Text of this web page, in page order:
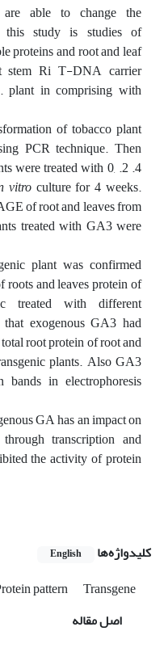
able to change the
this study is studies of
proteins and root and leaf
stem Ri T-DNA carrier
plant in comprising with
of tobacco plant
PCR technique. Then
were treated with 0, .2 .4
vitroculture for 4 weeks.
of root and leaves from
treated with GA3 were
plant was confirmed
and leaves protein of
treated with different
exogenous GA3 had
root protein of root and
plants. Also GA3
in electrophoresis
GA has an impact on
transcription and
the activity of protein
کلیدواژه‌ها English
pattern
Transgene
اصل مقاله